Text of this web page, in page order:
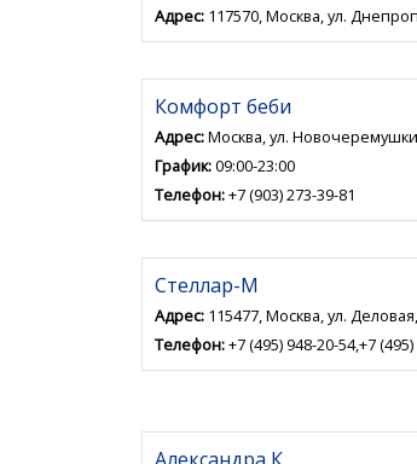
Адрес: 117570, Москва, ул.
Комфорт беби
Адрес:Москва, ул.
График:09:00-23:00
Телефон:+7 (903) 273-39-81
Стеллар-М
Адрес: 115477, Москва, ул.
Телефон:+7 (495) 948-20-54,+7